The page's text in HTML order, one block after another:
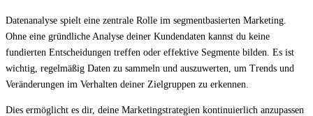
Datenanalyse spielt eine zentrale Rolle im segmentbasierten Marketing.
Ohne eine gründliche Analyse deiner Kundendaten kannst du keine
fundierten Entscheidungen treffen oder effektive Segmente bilden. Es ist
wichtig, regelmäßig Daten zu sammeln und auszuwerten, um Trends und
Veränderungen im Verhalten deiner Zielgruppen zu erkennen.
Dies ermöglicht es dir, deine Marketingstrategien kontinuierlich anzupassen